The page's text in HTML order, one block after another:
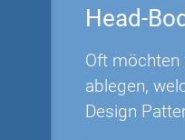
Head-
Oft möchten
ablegen,
Design